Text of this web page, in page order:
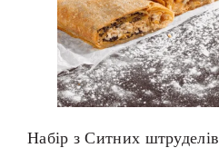
Набір з Ситних штруделів